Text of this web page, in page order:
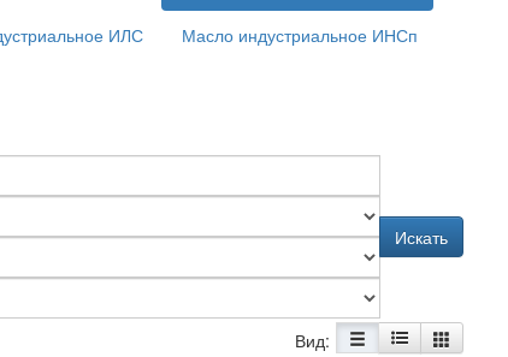
ИЛС
Масло индустриальное ИНСп
Искать
Вид: